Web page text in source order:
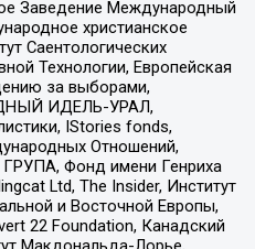
Заведение Международный
христианское
Саентологических
Технологии, Европейская
за выборами,
ИДЕЛЬ-УРАЛ,
IStories fonds,
Отношений,
Фонд имени Генриха
Ltd, The Insider, Институт
и Восточной Европы,
22 Foundation, Канадский